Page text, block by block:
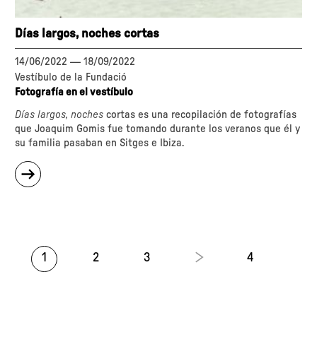
Días largos, noches cortas
14/06/2022 —18/09/2022
Vestíbulo de la Fundació
Fotografía en el vestíbulo
Días largos, noches cortas es una recopilación de fotografías
que Joaquim Gomis fue tomando durante los veranos que él y
su familia pasaban en Sitges e Ibiza.
1 2 3 4